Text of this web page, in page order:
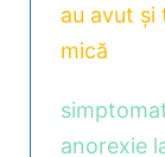
au avut și
mică
anorexie